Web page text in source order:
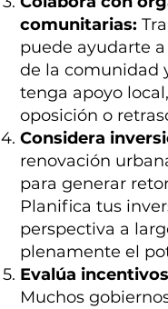
comunitarias:
puede ayudarte
de la comunidad
tenga apoyo
oposición o
Considera
renovación
para generar
Planifica tus
perspectiva a
plenamente el
Evalúa
Muchos